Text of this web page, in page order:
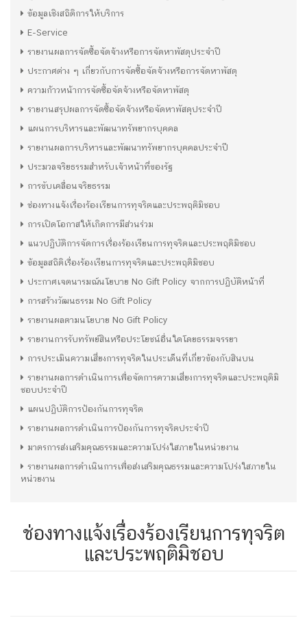
ข้อมูลเชิงสถิติการให้บริการ
E-Service
รายงานผลการจัดซื้อจัดจ้างหรือการจัดหาพัสดุประจำปี
ประกาศต่าง ๆ เกี่ยวกับการจัดซื้อจัดจ้างหรือการจัดหาพัสดุ
ความก้าวหน้าการจัดซื้อจัดจ้างหรือจัดหาพัสดุ
รายงานสรุปผลการจัดซื้อจัดจ้างหรือจัดหาพัสดุประจำปี
แผนการบริหารและพัฒนาทรัพยากรบุคคล
รายงานผลการบริหารและพัฒนาทรัพยากรบุคคลประจำปี
ประมวลจริยธรรมสำหรับเจ้าหน้าที่ของรัฐ
การขับเคลื่อนจริยธรรม
ช่องทางแจ้งเรื่องร้องเรียนการทุจริตและประพฤติมิชอบ
การเปิดโอกาสให้เกิดการมีส่วนร่วม
แนวปฏิบัติการจัดการเรื่องร้องเรียนการทุจริตและประพฤติมิชอบ
ข้อมูลสถิติเรื่องร้องเรียนการทุจริตและประพฤติมิชอบ
ประกาศเจตนารมณ์นโยบาย No Gift Policy จากการปฏิบัติหน้าที่
การสร้างวัฒนธรรม No Gift Policy
รายงานผลตามนโยบาย No Gift Policy
รายงานการรับทรัพย์สินหรือประโยชน์อื่นใดโดยธรรมจรรยา
การประเมินความเสี่ยงการทุจริตในประเด็นที่เกี่ยวข้องกับสินบน
รายงานผลการดำเนินการเพื่อจัดการความเสี่ยงการทุจริตและประพฤติมิ
ชอบประจำปี
แผนปฏิบัติการป้องกันการทุจริต
รายงานผลการดำเนินการป้องกันการทุจริตประจำปี
มาตรการส่งเสริมคุณธรรมและความโปร่งใสภายในหน่วยงาน
รายงานผลการดำเนินการเพื่อส่งเสริมคุณธรรมและความโปร่งใสภายใน
หน่วยงาน
ช่องทางแจ้งเรื่องร้องเรียนการทุจริต
และประพฤติมิชอบ